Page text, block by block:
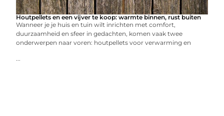
Houtpellets en een vijver te koop: warmte binnen, rust buiten
Wanneer je je huis en tuin wilt inrichten met comfort,
duurzaamheid en sfeer in gedachten, komen vaak twee
onderwerpen naar voren: houtpellets voor verwarming en
...